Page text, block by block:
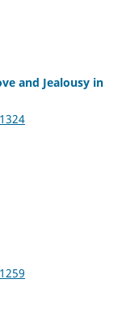
and Jealousy in